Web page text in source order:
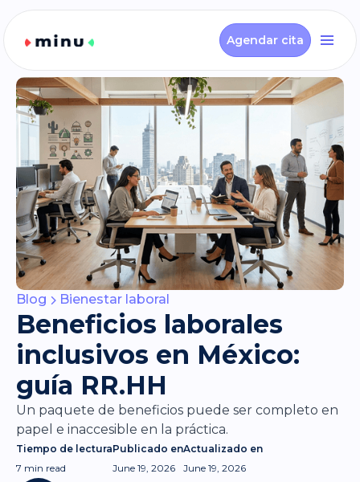
Agendar cita
Blog Bienestar laboral
Beneficios laborales
inclusivos en México:
guía RR.HH
Un paquete de beneficios puede ser completo en
papel e inaccesible en la práctica.
Tiempo de lectura
7 min read
Publicado en
June 19, 2026
Actualizado en
June 19, 2026